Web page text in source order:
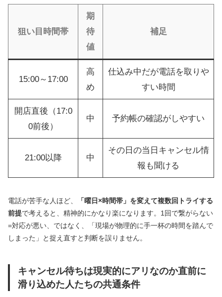
狙い目時間帯
期
待
値
補足
15:00～17:00
高
め
仕込み中だが電話を取りや
すい時間
開店直後（17:0
0前後）
中 予約帳の確認がしやすい
21:00以降 中
その日の当日キャンセル情
報も聞ける
電話が苦手な人ほど、
「曜日×時間帯」を変えて複数回トライする
前提で考えると、精神的にかなり楽になります。1回で繋がらない
=対応が悪い、ではなく、「現場が物理的に手一杯の時間を踏んで
しまった」と捉え直すと判断を誤りません。
キャンセル待ちは現実的にアリなのか直前に
滑り込めた人たちの共通条件